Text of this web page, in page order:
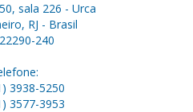
sala 226 - Urca
RJ - Brasil
240
3938-5250
3577-3953